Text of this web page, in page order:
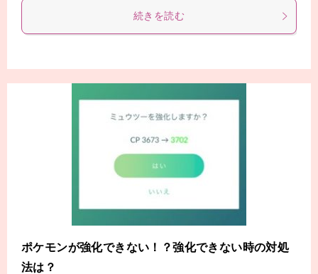
続きを読む
ポケモンが強化できない！？強化できない時の対処
法は？